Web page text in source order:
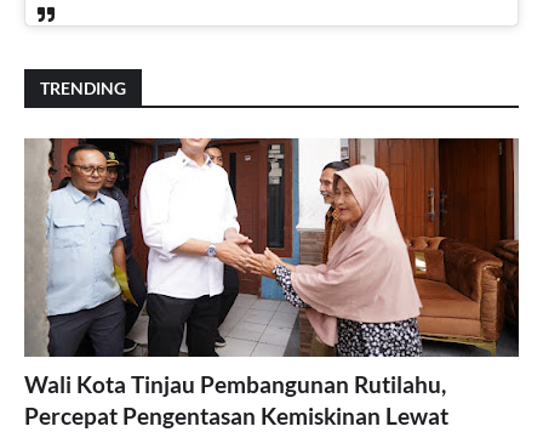
TRENDING
Wali Kota Tinjau Pembangunan Rutilahu,
Percepat Pengentasan Kemiskinan Lewat